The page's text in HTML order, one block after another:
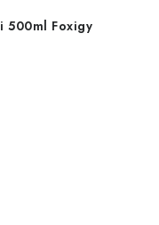
500ml Foxigy